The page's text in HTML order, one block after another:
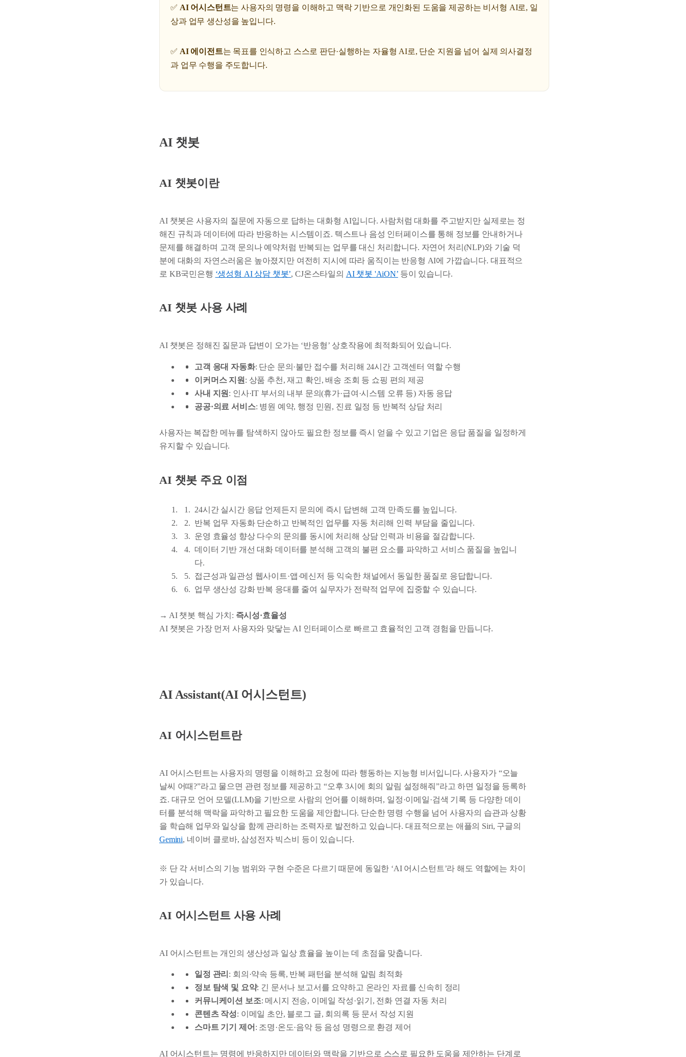
✅ AI 어시스턴트는 사용자의 명령을 이해하고 맥락 기반으로 개인화된 도움을 제공하는 비서형 AI로, 일
상과 업무 생산성을 높입니다.
✅ AI 에이전트는 목표를 인식하고 스스로 판단·실행하는 자율형 AI로, 단순 지원을 넘어 실제 의사결정
과 업무 수행을 주도합니다.
AI 챗봇
AI 챗봇이란
AI 챗봇은 사용자의 질문에 자동으로 답하는 대화형 AI입니다. 사람처럼 대화를 주고받지만 실제로는 정
해진 규칙과 데이터에 따라 반응하는 시스템이죠. 텍스트나 음성 인터페이스를 통해 정보를 안내하거나
문제를 해결하며 고객 문의나 예약처럼 반복되는 업무를 대신 처리합니다. 자연어 처리(NLP)와 기술 덕
분에 대화의 자연스러움은 높아졌지만 여전히 지시에 따라 움직이는 반응형 AI에 가깝습니다. 대표적으
로 KB국민은행 ‘생성형 AI 상담 챗봇’, CJ온스타일의 AI 챗봇 'AiON’등이 있습니다.
AI 챗봇 사용 사례
AI 챗봇은 정해진 질문과 답변이 오가는 ‘반응형’ 상호작용에 최적화되어 있습니다.
고객 응대 자동화: 단순 문의·불만 접수를 처리해 24시간 고객센터 역할 수행
이커머스 지원 : 상품 추천, 재고 확인, 배송 조회 등 쇼핑 편의 제공
사내 지원 : 인사·IT 부서의 내부 문의(휴가·급여·시스템 오류 등) 자동 응답
공공·의료 서비스: 병원 예약, 행정 민원, 진료 일정 등 반복적 상담 처리
사용자는 복잡한 메뉴를 탐색하지 않아도 필요한 정보를 즉시 얻을 수 있고 기업은 응답 품질을 일정하게
유지할 수 있습니다.
AI 챗봇 주요 이점
24시간 실시간 응답 언제든지 문의에 즉시 답변해 고객 만족도를 높입니다.
반복 업무 자동화 단순하고 반복적인 업무를 자동 처리해 인력 부담을 줄입니다.
운영 효율성 향상 다수의 문의를 동시에 처리해 상담 인력과 비용을 절감합니다.
데이터 기반 개선 대화 데이터를 분석해 고객의 불편 요소를 파악하고 서비스 품질을 높입니
다.
접근성과 일관성 웹사이트·앱·메신저 등 익숙한 채널에서 동일한 품질로 응답합니다.
업무 생산성 강화 반복 응대를 줄여 실무자가 전략적 업무에 집중할 수 있습니다.
→ AI 챗봇 핵심 가치: 즉시성·효율성
AI 챗봇은 가장 먼저 사용자와 맞닿는 AI 인터페이스로 빠르고 효율적인 고객 경험을 만듭니다.
AI Assistant(AI 어시스턴트)
AI 어시스턴트란
AI 어시스턴트는 사용자의 명령을 이해하고 요청에 따라 행동하는 지능형 비서입니다. 사용자가 “오늘
날씨 어때?”라고 물으면 관련 정보를 제공하고 “오후 3시에 회의 알림 설정해줘”라고 하면 일정을 등록하
죠. 대규모 언어 모델(LLM)을 기반으로 사람의 언어를 이해하며, 일정·이메일·검색 기록 등 다양한 데이
터를 분석해 맥락을 파악하고 필요한 도움을 제안합니다. 단순한 명령 수행을 넘어 사용자의 습관과 상황
을 학습해 업무와 일상을 함께 관리하는 조력자로 발전하고 있습니다. 대표적으로는 애플의 Siri, 구글의
Gemini, 네이버 클로바, 삼성전자 빅스비 등이 있습니다.
※ 단 각 서비스의 기능 범위와 구현 수준은 다르기 때문에 동일한 ‘AI 어시스턴트’라 해도 역할에는 차이
가 있습니다.
AI 어시스턴트 사용 사례
AI 어시스턴트 는 개인의 생산성과 일상 효율을 높이는 데 초점을 맞춥니다.
일정 관리 : 회의·약속 등록, 반복 패턴을 분석해 알림 최적화
정보 탐색 및 요약: 긴 문서나 보고서를 요약하고 온라인 자료를 신속히 정리
커뮤니케이션 보조: 메시지 전송, 이메일 작성·읽기, 전화 연결 자동 처리
콘텐츠 작성: 이메일 초안, 블로그 글, 회의록 등 문서 작성 지원
스마트 기기 제어 : 조명·온도·음악 등 음성 명령으로 환경 제어
AI 어시스턴트는 명령에 반응하지만 데이터와 맥락을 기반으로 스스로 필요한 도움을 제안하는 단계로